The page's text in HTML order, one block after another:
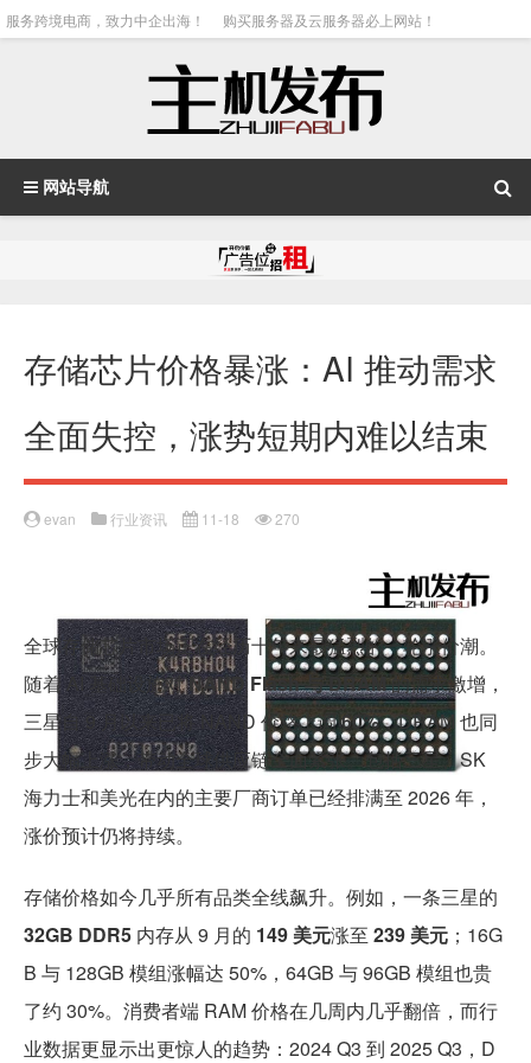
服务跨境电商，致力中企出海！ 购买服务器及云服务器必上网站！
网站导航
存储芯片价格暴涨：AI 推动需求
全面失控，涨势短期内难以结束
evan 行业资讯 11-18 270
全球存储芯片市场正在经历十年来最猛烈的一轮涨价潮。
随着 AI 基础设施对NAND Flash 与 DRAM的需求激增，
三星自 9 月以来已将 NAND 价格上调60%，DRAM 也同
步大幅上涨，带动全球供应链全面紧张。包括三星、SK
海力士和美光在内的主要厂商订单已经排满至 2026 年，
涨价预计仍将持续。
存储价格如今几乎所有品类全线飙升。例如，一条三星的
32GB DDR5 内存从 9 月的 149 美元涨至 239 美元 ；16G
B 与 128GB 模组涨幅达 50%，64GB 与 96GB 模组也贵
了约 30%。消费者端 RAM 价格在几周内几乎翻倍，而行
业数据更显示出更惊人的趋势：2024 Q3 到 2025 Q3，D